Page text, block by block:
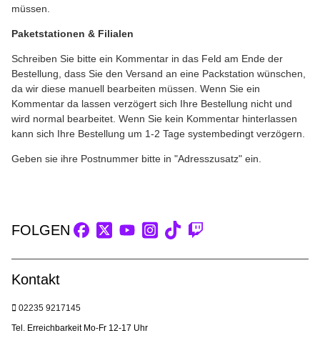
müssen.
Paketstationen & Filialen
Schreiben Sie bitte ein Kommentar in das Feld am Ende der
Bestellung, dass Sie den Versand an eine Packstation wünschen,
da wir diese manuell bearbeiten müssen. Wenn Sie ein
Kommentar da lassen verzögert sich Ihre Bestellung nicht und
wird normal bearbeitet. Wenn Sie kein Kommentar hinterlassen
kann sich Ihre Bestellung um 1-2 Tage systembedingt verzögern.
Geben sie ihre Postnummer bitte in "Adresszusatz" ein.
FOLGEN
Kontakt
02235 9217145
Tel. Erreichbarkeit Mo-Fr 12-17 Uhr